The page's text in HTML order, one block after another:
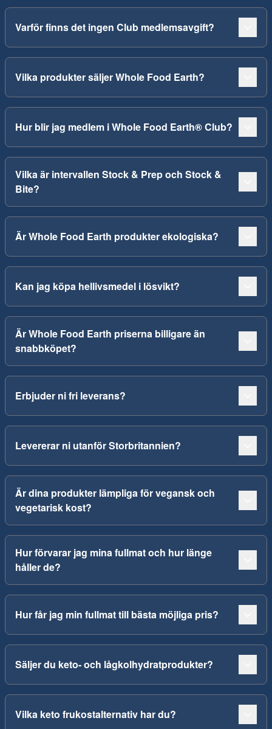
Varför finns det ingen Club medlemsavgift?
Vilka produkter säljer Whole Food Earth?
Hur blir jag medlem i Whole Food Earth® Club?
Vilka är intervallen Stock & Prep och Stock &
Bite?
Är Whole Food Earth produkter ekologiska?
Kan jag köpa hellivsmedel i lösvikt?
Är Whole Food Earth priserna billigare än
snabbköpet?
Erbjuder ni fri leverans?
Levererar ni utanför Storbritannien?
Är dina produkter lämpliga för vegansk och
vegetarisk kost?
Hur förvarar jag mina fullmat och hur länge
håller de?
Hur får jag min fullmat till bästa möjliga pris?
Säljer du keto- och lågkolhydratprodukter?
Vilka keto frukostalternativ har du?